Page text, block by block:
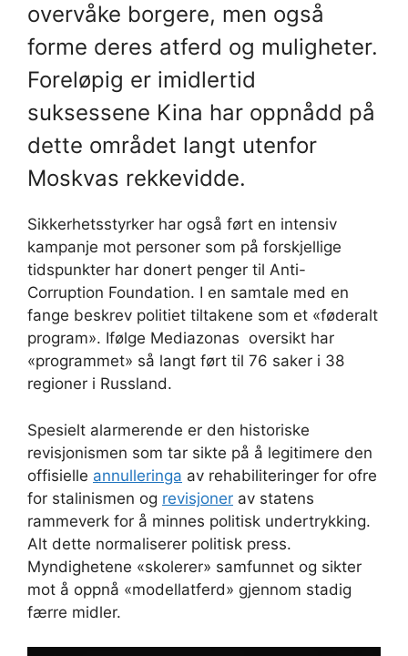
overvåke borgere, men også
forme deres atferd og muligheter.
Foreløpig er imidlertid
suksessene Kina har oppnådd på
dette området langt utenfor
Moskvas rekkevidde.
Sikkerhetsstyrker har også ført en intensiv
kampanje mot personer som på forskjellige
tidspunkter har donert penger til Anti-
Corruption Foundation. I en samtale med en
fange beskrev politiet tiltakene som et «føderalt
program». Ifølge Mediazonas oversikt har
«programmet» så langt ført til 76 saker i 38
regioner i Russland.
Spesielt alarmerende er den historiske
revisjonismen som tar sikte på å legitimere den
offisielle annulleringa av rehabiliteringer for ofre
for stalinismen og revisjoner av statens
rammeverk for å minnes politisk undertrykking.
Alt dette normaliserer politisk press.
Myndighetene «skolerer» samfunnet og sikter
mot å oppnå «modellatferd» gjennom stadig
færre midler.